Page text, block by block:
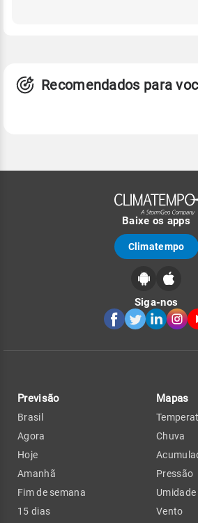
Recomendados para
Baixe os apps
Climatempo
Siga-nos
Previsão
Brasil
Agora
Hoje
Amanhã
Fim de semana
15 dias
Mapas
Chuva
Pressão
Vento